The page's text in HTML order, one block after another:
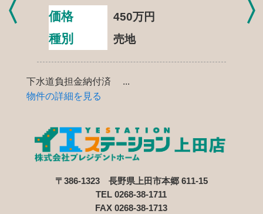
価格 450万円
種別 売地
下水道負担金納付済 ...
物件の詳細を見る
〒386-1323 長野県上田市本郷 611-15
TEL 0268-38-1711
FAX 0268-38-1713